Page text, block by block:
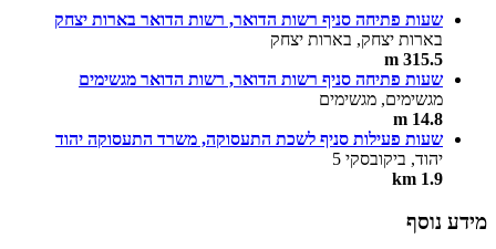
שעות פתיחה סניף רשות הדואר, רשות הדואר בארות יצחק
בארות יצחק, בארות יצחק
315.5 m
שעות פתיחה סניף רשות הדואר, רשות הדואר מגשימים
מגשימים, מגשימים
14.8 m
שעות פעילות סניף לשכת התעסוקה, משרד התעסוקה יהוד
יהוד, ביקובסקי 5
1.9 km
מידע נוסף